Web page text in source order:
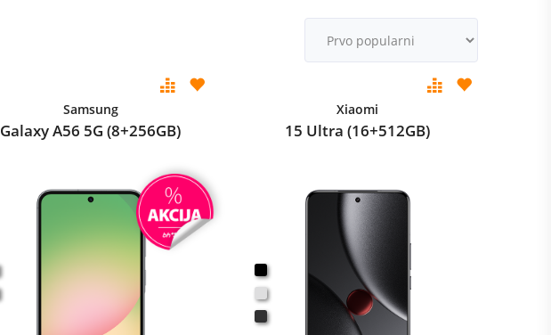
Samsung
Galaxy A56 5G (8+256GB)
Xiaomi
15 Ultra (16+512GB)